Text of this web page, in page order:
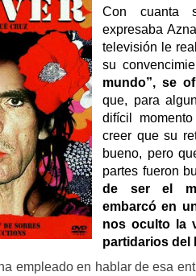
Con cuanta
expresaba
televisión le
su
mundo”, se
que, para
difícil
creer que su
bueno, pero
partes fueron
de ser el
embarcó en
nos oculto la
partidarios del
empleado en hablar de esa